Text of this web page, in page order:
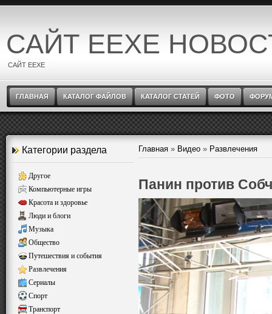
САЙТ EEXE
САЙТ EEXE
ГЛАВНАЯ КАТАЛОГ ФАЙЛОВ КАТАЛОГ СТАТЕЙ ФОТО
Категории раздела
Другое
Компьютерные игры
Красота и здоровье
Люди и блоги
Музыка
Общество
Путешествия и события
Развлечения
Сериалы
Спорт
Транспорт
Главная » Видео » Развлечения
Панин против